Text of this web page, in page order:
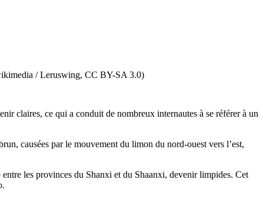
/ Leruswing, CC BY-SA 3.0)
claires, ce qui a conduit de nombreux internautes à se référer à un
causées par le mouvement du limon du nord-ouest vers l’est,
les provinces du Shanxi et du Shaanxi, devenir limpides. Cet